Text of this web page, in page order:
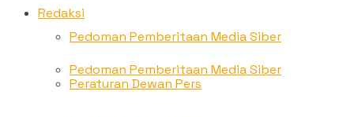
Redaksi
Pedoman Pemberitaan Media Siber
Pedoman Pemberitaan Media Siber
Peraturan Dewan Pers